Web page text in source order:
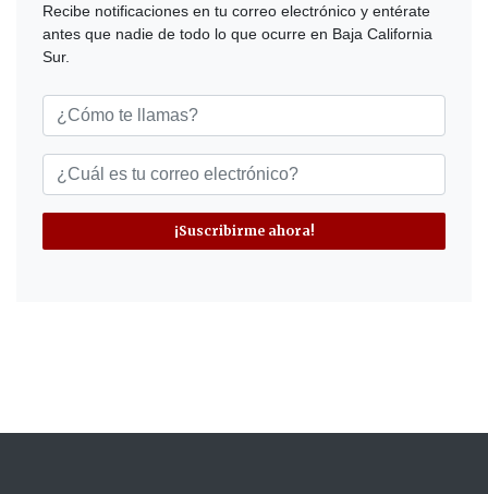
Recibe notificaciones en tu correo electrónico y entérate
antes que nadie de todo lo que ocurre en Baja California
Sur.
¡Suscribirme ahora!